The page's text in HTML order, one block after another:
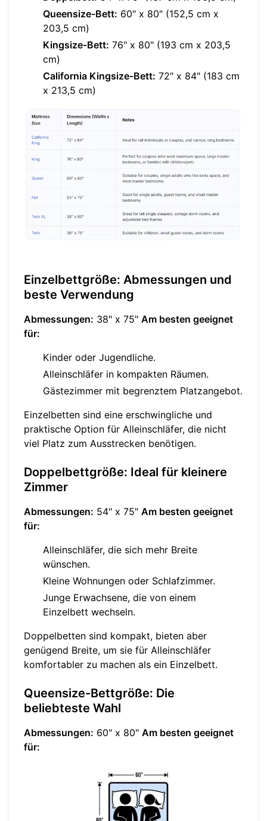
Queensize-Bett: 60" x 80" (152,5 cm x
203,5 cm)
Kingsize-Bett: 76" x 80" (193 cm x 203,5
cm)
California Kingsize-Bett: 72" x 84" (183 cm
x 213,5 cm)
Einzelbettgröße: Abmessungen und
beste Verwendung
Abmessungen: 38" x 75" Am besten geeignet
für:
Kinder oder Jugendliche.
Alleinschläfer in kompakten Räumen.
Gästezimmer mit begrenztem Platzangebot.
Einzelbetten sind eine erschwingliche und
praktische Option für Alleinschläfer, die nicht
viel Platz zum Ausstrecken benötigen.
Doppelbettgröße: Ideal für kleinere
Zimmer
Abmessungen: 54" x 75" Am besten geeignet
für:
Alleinschläfer, die sich mehr Breite
wünschen.
Kleine Wohnungen oder Schlafzimmer.
Junge Erwachsene, die von einem
Einzelbett wechseln.
Doppelbetten sind kompakt, bieten aber
genügend Breite, um sie für Alleinschläfer
komfortabler zu machen als ein Einzelbett.
Queensize-Bettgröße: Die
beliebteste Wahl
Abmessungen: 60" x 80" Am besten geeignet
für: